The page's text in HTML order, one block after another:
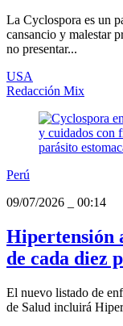
La Cyclospora es un
cansancio y malestar
no presentar...
USA
Redacción Mix
Perú
09/07/2026
00:14
Hipertensión
de cada diez
El nuevo listado de
de Salud incluirá